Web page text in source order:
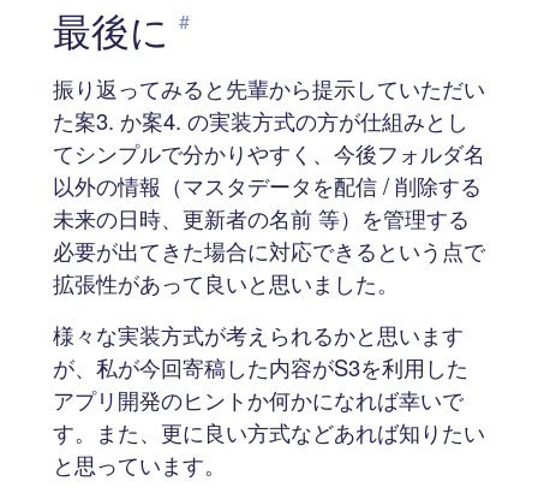
最後に #
振り返ってみると先輩から提示していただい
た案3. か案4. の実装方式の方が仕組みとし
てシンプルで分かりやすく、今後フォルダ名
以外の情報（マスタデータを配信 / 削除する
未来の日時、更新者の名前 等）を管理する
必要が出てきた場合に対応できるという点で
拡張性があって良いと思いました。
様々な実装方式が考えられるかと思います
が、私が今回寄稿した内容がS3を利用した
アプリ開発のヒントか何かになれば幸いで
す。また、更に良い方式などあれば知りたい
と思っています。